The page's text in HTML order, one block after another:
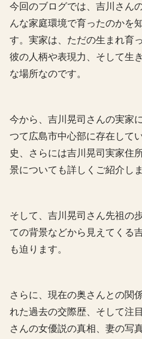
今回のブログでは、吉川さん
んな家庭環境で育ったのかを
す。実家は、ただの生まれ育
彼の人柄や表現力、そして生
な場所なのです。
今から、吉川晃司さんの実家
つて広島市中心部に存在して
史、さらには吉川晃司実家住
景についても詳しくご紹介しま
そして、吉川晃司さん先祖の
ての背景などから見えてくる
も迫ります。
さらに、現在の奥さんとの関
れた過去の交際歴、そして注
さんの女優説の真相、妻の写